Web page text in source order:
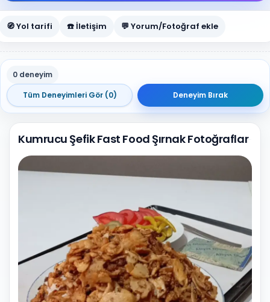
🧭 Yol tarifi ☎️ İletişim 💬 Yorum/Fotoğraf ekle
0 deneyim
Tüm Deneyimleri Gör (0)
Deneyim Bırak
Kumrucu Şefik Fast Food Şırnak Fotoğraflar